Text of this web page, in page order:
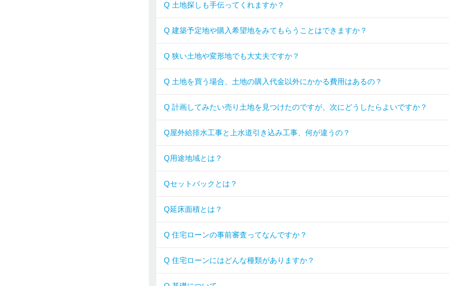
Q 土地探しも手伝ってくれますか？
Q 建築予定地や購入希望地をみてもらうことはできますか？
Q 狭い土地や変形地でも大丈夫ですか？
Q 土地を買う場合、土地の購入代金以外にかかる費用はあるの？
Q 計画してみたい売り土地を見つけたのですが、次にどうしたらよいですか？
Q屋外給排水工事と上水道引き込み工事、何が違うの？
Q用途地域とは？
Qセットバックとは？
Q延床面積とは？
Q 住宅ローンの事前審査ってなんですか？
Q 住宅ローンにはどんな種類がありますか？